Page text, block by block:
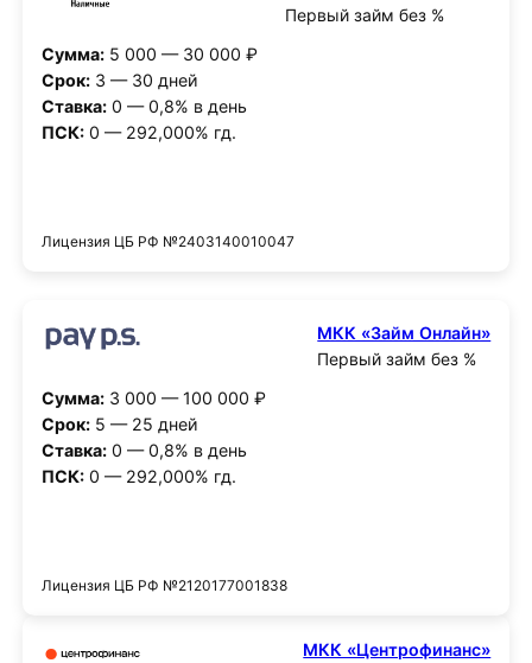
Первый займ без %
Сумма:5 000 — 30 000 ₽
Срок:3 — 30 дней
Ставка:0 — 0,8% в день
ПСК:0 — 292,000% гд.
Лицензия ЦБ РФ №2403140010047
МКК «Займ Онлайн»
Первый займ без %
Сумма:3 000 — 100 000 ₽
Срок:5 — 25 дней
Ставка:0 — 0,8% в день
ПСК:0 — 292,000% гд.
Лицензия ЦБ РФ №2120177001838
МКК «Центрофинанс»